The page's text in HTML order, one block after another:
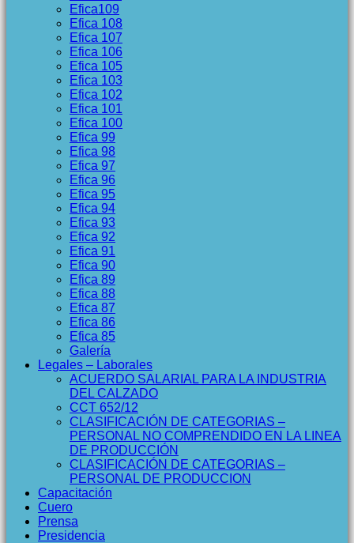
Efica109
Efica 108
Efica 107
Efica 106
Efica 105
Efica 103
Efica 102
Efica 101
Efica 100
Efica 99
Efica 98
Efica 97
Efica 96
Efica 95
Efica 94
Efica 93
Efica 92
Efica 91
Efica 90
Efica 89
Efica 88
Efica 87
Efica 86
Efica 85
Galería
Legales – Laborales
ACUERDO SALARIAL PARA LA INDUSTRIA
DEL CALZADO
CCT 652/12
CLASIFICACIÓN DE CATEGORIAS –
PERSONAL NO COMPRENDIDO EN LA LINEA
DE PRODUCCIÓN
CLASIFICACIÓN DE CATEGORIAS –
PERSONAL DE PRODUCCION
Capacitación
Cuero
Prensa
Presidencia